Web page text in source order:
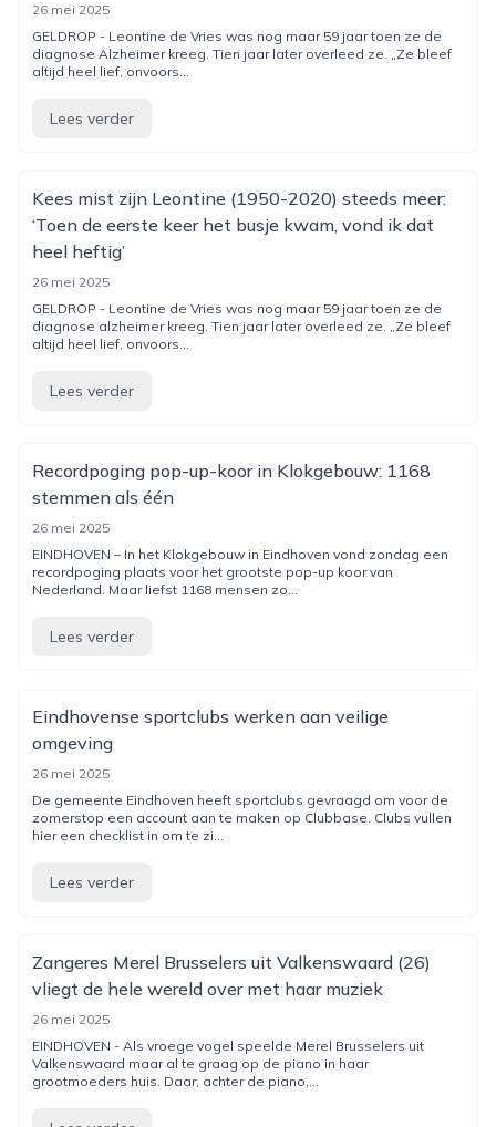
26 mei 2025
GELDROP - Leontine de Vries was nog maar 59 jaar toen ze de
diagnose Alzheimer kreeg. Tien jaar later overleed ze. „Ze bleef
altijd heel lief, onvoors...
Lees verder
Kees mist zijn Leontine (1950-2020) steeds meer:
‘Toen de eerste keer het busje kwam, vond ik dat
heel heftig’
26 mei 2025
GELDROP - Leontine de Vries was nog maar 59 jaar toen ze de
diagnose alzheimer kreeg. Tien jaar later overleed ze. „Ze bleef
altijd heel lief, onvoors...
Lees verder
Recordpoging pop-up-koor in Klokgebouw: 1168
stemmen als één
26 mei 2025
EINDHOVEN – In het Klokgebouw in Eindhoven vond zondag een
recordpoging plaats voor het grootste pop-up koor van
Nederland. Maar liefst 1168 mensen zo...
Lees verder
Eindhovense sportclubs werken aan veilige
omgeving
26 mei 2025
De gemeente Eindhoven heeft sportclubs gevraagd om voor de
zomerstop een account aan te maken op Clubbase. Clubs vullen
hier een checklist in om te zi...
Lees verder
Zangeres Merel Brusselers uit Valkenswaard (26)
vliegt de hele wereld over met haar muziek
26 mei 2025
EINDHOVEN - Als vroege vogel speelde Merel Brusselers uit
Valkenswaard maar al te graag op de piano in haar
grootmoeders huis. Daar, achter de piano,...